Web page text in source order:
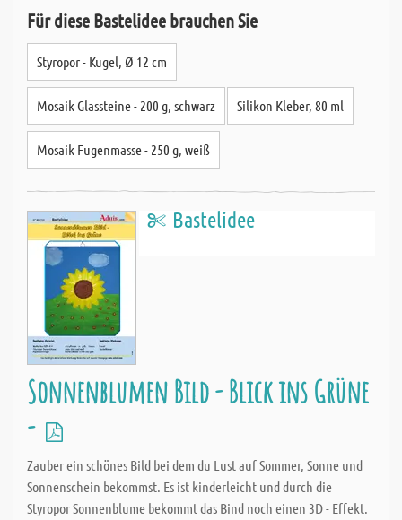
Für diese Bastelidee brauchen Sie
Styropor - Kugel, Ø 12 cm
Mosaik Glassteine - 200 g, schwarz Silikon Kleber, 80 ml
Mosaik Fugenmasse - 250 g, weiß
Bastelidee
Sonnenblumen Bild - Blick ins Grüne
-
Zauber ein schönes Bild bei dem du Lust auf Sommer, Sonne und
Sonnenschein bekommst. Es ist kinderleicht und durch die
Styropor Sonnenblume bekommt das Bind noch einen 3D - Effekt.